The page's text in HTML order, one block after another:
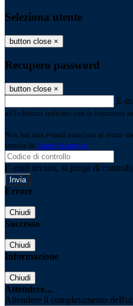
Seleziona utente
button close ×
Recupero password
button close ×
E-
all'indirizzo indicato con le istruzioni
Non hai una e-mail associata al nome
tramite la Login Spaggiari
E-mail inviata, si prega di
Errore
Chiudi
Successo
Chiudi
Informazione
Chiudi
Attendere...
Attendere il completamento